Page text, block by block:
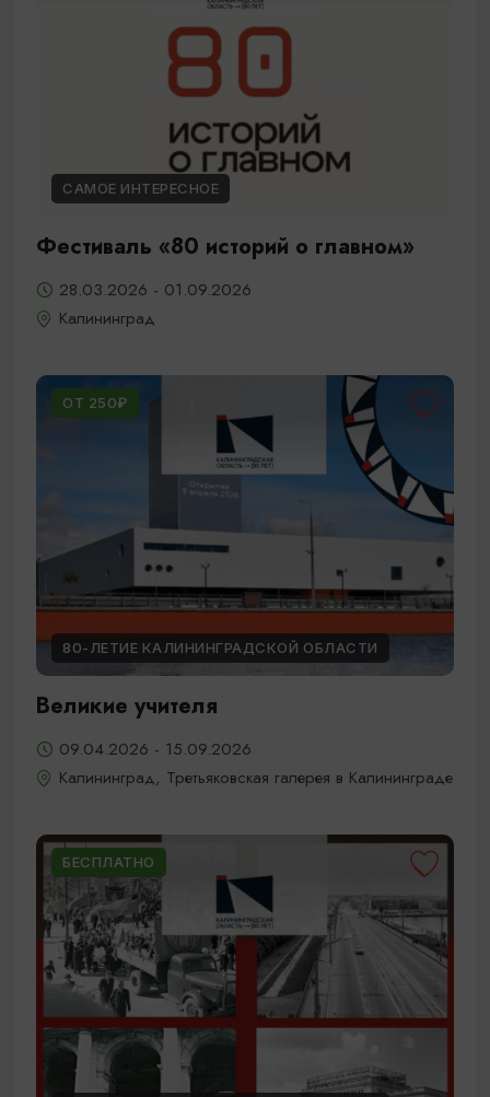
САМОЕ ИНТЕРЕСНОЕ
Фестиваль «80 историй о главном»
28.03.2026 - 01.09.2026
Калининград
ОТ 250₽
80-ЛЕТИЕ КАЛИНИНГРАДСКОЙ ОБЛАСТИ
Великие учителя
09.04.2026 - 15.09.2026
Калининград, Третьяковская галерея в Калининграде
БЕСПЛАТНО